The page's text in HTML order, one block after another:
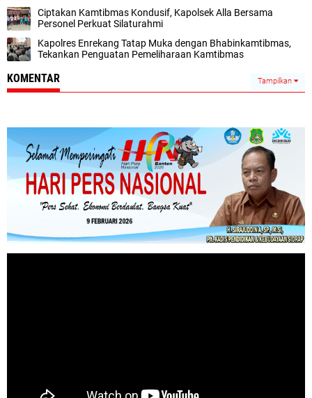
Ciptakan Kamtibmas Kondusif, Kapolsek Alla Bersama
Personel Perkuat Silaturahmi
Kapolres Enrekang Tatap Muka dengan Bhabinkamtibmas,
Tekankan Penguatan Pemeliharaan Kamtibmas
KOMENTAR Tampilkan